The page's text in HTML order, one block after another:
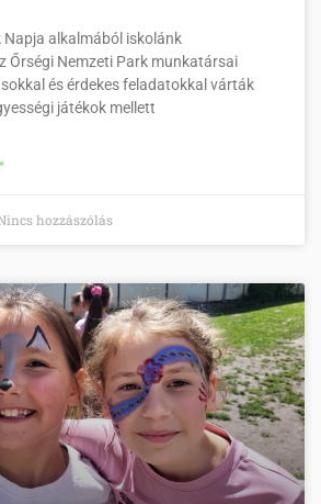
Napja alkalmából iskolánk
Őrségi Nemzeti Park munkatársai
és érdekes feladatokkal várták
játékok mellett
hozzászólás